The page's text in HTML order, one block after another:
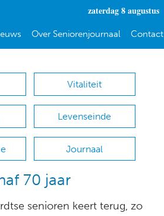
zaterdag 8 augustus
Over Seniorenjournaal Contact
Vitaliteit
Levenseinde
Journaal
70 jaar
senioren keert terug, zo